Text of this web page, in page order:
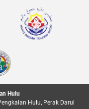
Hulu
Hulu, Perak Darul